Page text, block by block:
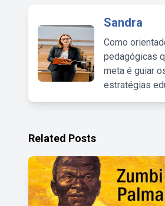
Sandra
Como
pedagógicas
meta é guiar
estratégias
Related Posts